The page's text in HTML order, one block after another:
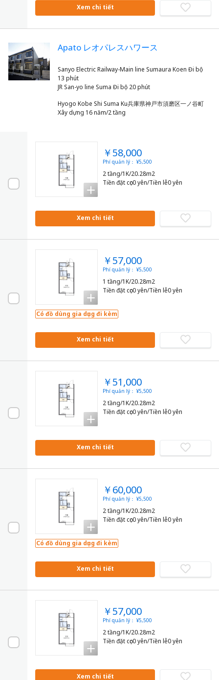
Xem chi tiết
Apato レオパレスハワース
Sanyo Electric Railway-Main line Sumaura Koen Đi bộ
13 phút
Hyogo Kobe Shi Suma Ku兵庫県神戸市須磨区一ノ谷町
Xây dựng 16 năm/2 tầng
￥58,000
Phí quản lý： ¥5,500
2 tầng/1K/20.28m2
Tiền đặt cọc0 yên/Tiền lễ0 yên
Xem chi tiết
￥57,000
Phí quản lý： ¥5,500
1 tầng/1K/20.28m2
Tiền đặt cọc0 yên/Tiền lễ0 yên
Có đồ dùng gia dụng đi kèm
Xem chi tiết
￥51,000
Phí quản lý： ¥5,500
2 tầng/1K/20.28m2
Tiền đặt cọc0 yên/Tiền lễ0 yên
Xem chi tiết
￥60,000
Phí quản lý： ¥5,500
2 tầng/1K/20.28m2
Tiền đặt cọc0 yên/Tiền lễ0 yên
Có đồ dùng gia dụng đi kèm
Xem chi tiết
￥57,000
Phí quản lý： ¥5,500
2 tầng/1K/20.28m2
Tiền đặt cọc0 yên/Tiền lễ0 yên
Xem chi tiết